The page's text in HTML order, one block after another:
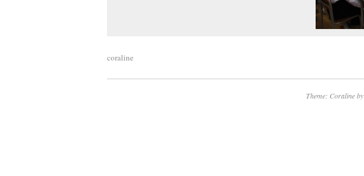
coraline
Theme: Coraline by